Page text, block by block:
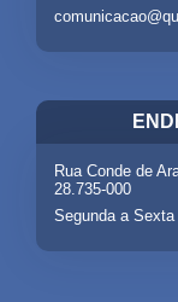
Rua Conde de
28.735-000
Segunda a